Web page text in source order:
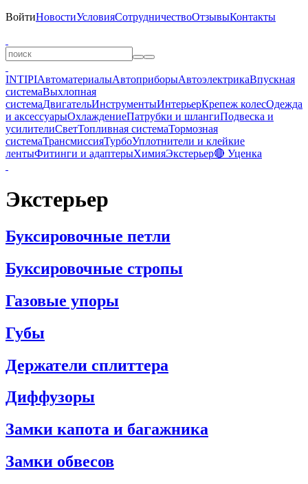
ВойтиНовостиУсловияСотрудничествоОтзывыКонтакты
INTIPIАвтоматериалыАвтоприборыАвтоэлектрикаВпускная
системаВыхлопная
системаДвигательИнструментыИнтерьерКрепеж колесОдежда
и аксессуарыОхлаждениеПатрубки и шлангиПодвеска и
усилителиСветТопливная системаТормозная
системаТрансмиссияТурбоУплотнители и клейкие
лентыФитинги и адаптерыХимияЭкстерьер🔴 Уценка
Экстерьер
Буксировочные петли
Буксировочные стропы
Газовые упоры
Губы
Держатели сплиттера
Диффузоры
Замки капота и багажника
Замки обвесов